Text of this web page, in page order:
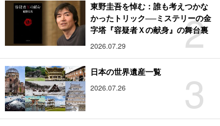
2
東野圭吾を悼む：誰も考えつかな
かったトリック──ミステリーの金
字塔『容疑者Ｘの献身』の舞台裏
2026.07.29
3
日本の世界遺産一覧
2026.07.26